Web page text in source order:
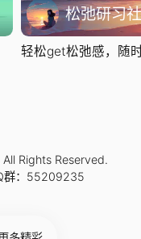
松弛研习社
轻松get松弛感，随
Rights Reserved.
群：55209235